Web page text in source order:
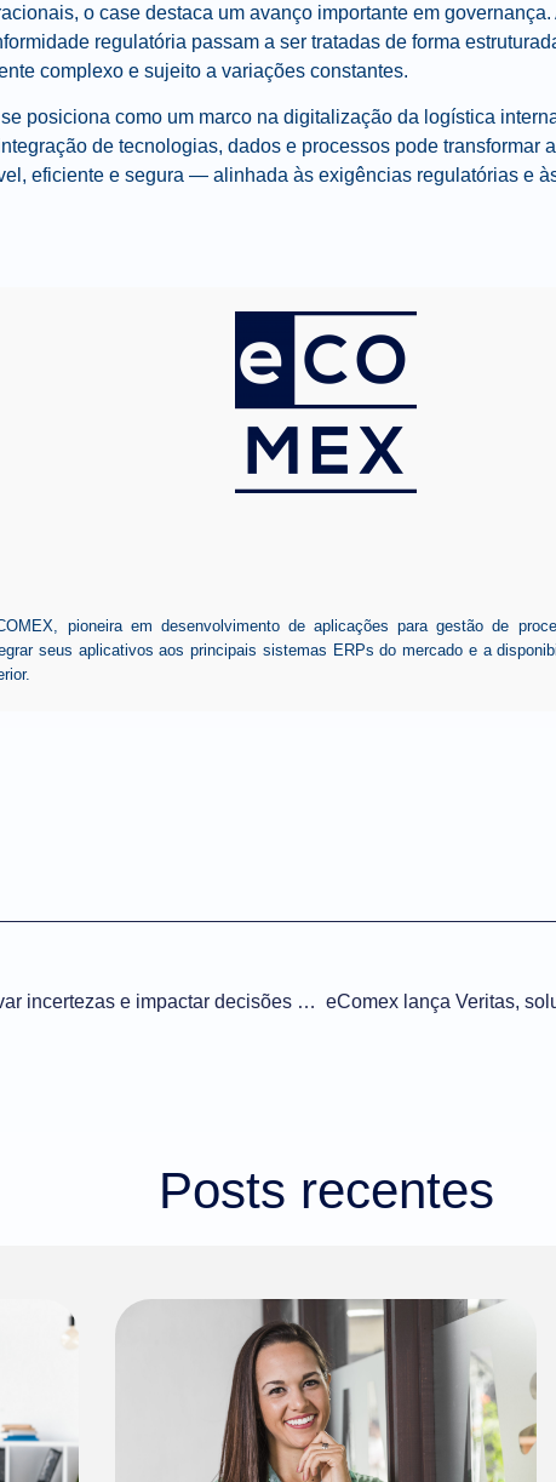
o case destaca um avanço importante em
regulatória passam a ser tratadas de forma
complexo e sujeito a variações constantes.
posiciona como um marco na digitalização da logística
de tecnologias, dados e processos pode transformar
eficiente e segura — alinhada às exigências regulatórias e
pioneira em desenvolvimento de aplicações para gestão de
seus aplicativos aos principais sistemas ERPs do mercado e a
Eleições devem elevar incertezas e impactar decisões no comércio exterior, avalia eComex
Posts recentes